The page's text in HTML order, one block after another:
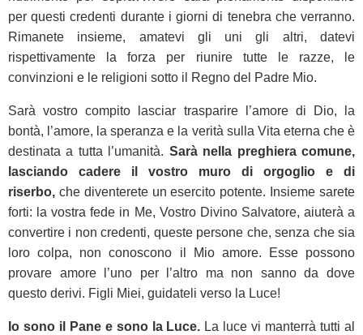
per questi credenti durante i giorni di tenebra che verranno.
Rimanete insieme, amatevi gli uni gli altri, datevi
rispettivamente la forza per riunire tutte le razze, le
convinzioni e le religioni sotto il Regno del Padre Mio.
Sarà vostro compito lasciar trasparire l’amore di Dio, la
bontà, l’amore, la speranza e la verità sulla Vita eterna che è
destinata a tutta l’umanità. Sarà nella preghiera comune,
lasciando cadere il vostro muro di orgoglio e di
riserbo, che diventerete un esercito potente. Insieme sarete
forti: la vostra fede in Me, Vostro Divino Salvatore, aiuterà a
convertire i non credenti, queste persone che, senza che sia
loro colpa, non conoscono il Mio amore. Esse possono
provare amore l’uno per l’altro ma non sanno da dove
questo derivi. Figli Miei, guidateli verso la Luce!
Io sono il Pane e sono la Luce. La luce vi manterrà tutti al